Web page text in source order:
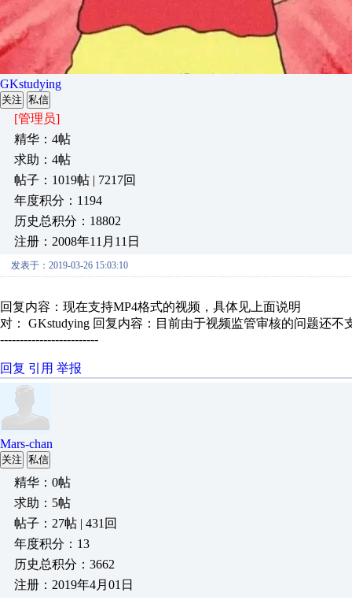
GKstudying
关注 私信
[管理员]
精华：4帖
求助：4帖
帖子：1019帖 | 7217回
年度积分：1194
历史总积分：18802
注册：2008年11月11日
发表于：2019-03-26 15:03:10
回复内容：现在支持MP4格式的视频，具体见上面说明
对： GKstudying 回复内容：目前由于视频监管审核的问题还不
-------------------------
回复 引用 举报
Mars-chan
关注 私信
精华：0帖
求助：5帖
帖子：27帖 | 431回
年度积分：13
历史总积分：3662
注册：2019年4月01日